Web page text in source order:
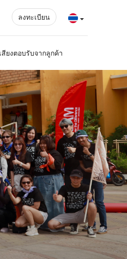
ลงทะเบียน
เสียงตอบรับจากลูกค้า